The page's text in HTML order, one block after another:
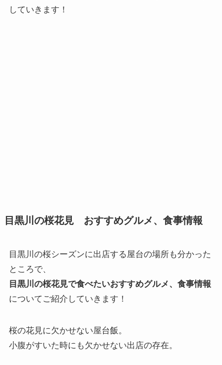
していきます！
目黒川の桜花見 おすすめグルメ、食事情報
目黒川の桜シーズンに出店する屋台の場所も分かった
ところで、
目黒川の桜花見で食べたいおすすめグルメ、食事情報
についてご紹介していきます！
桜の花見に欠かせない屋台飯。
小腹がすいた時にも欠かせない出店の存在。